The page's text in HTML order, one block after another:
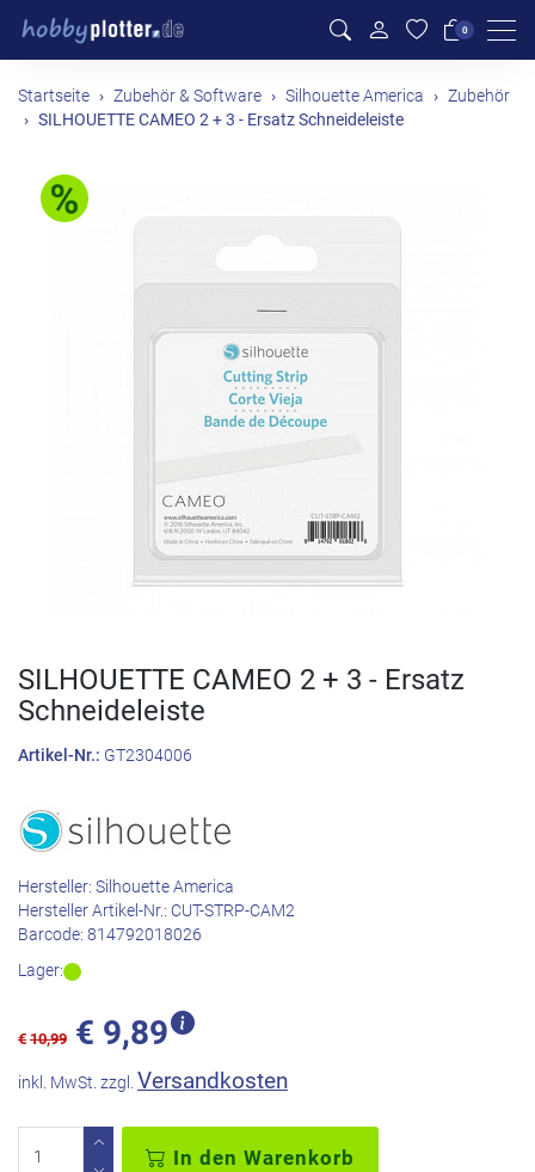
0
Startseite Zubehör & Software Silhouette America Zubehör
SILHOUETTE CAMEO 2 + 3 - Ersatz Schneideleiste
SILHOUETTE CAMEO 2 + 3 - Ersatz
Schneideleiste
Artikel-Nr.: GT2304006
Hersteller: Silhouette America
Hersteller Artikel-Nr.: CUT-STRP-CAM2
Barcode: 814792018026
Lager:
€ 10,99 € 9,89
inkl. MwSt. zzgl. Versandkosten
In den Warenkorb